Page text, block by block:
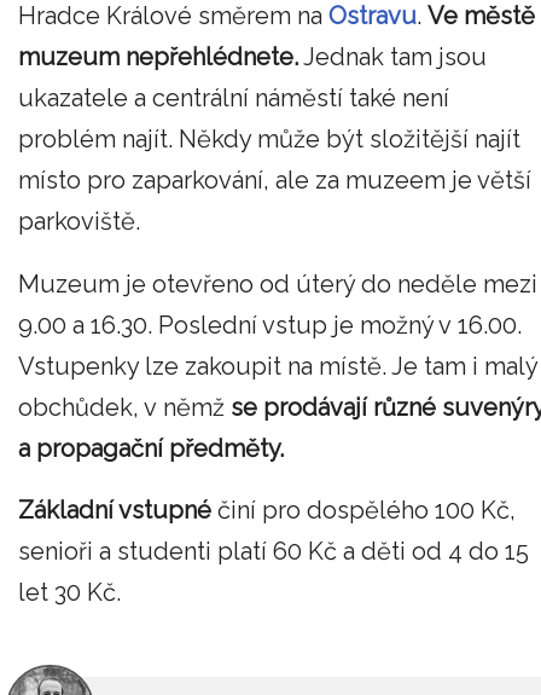
Hradce Králové směrem na Ostravu. Ve městě
muzeum nepřehlédnete.Jednak tam jsou
ukazatele a centrální náměstí také není
problém najít. Někdy může být složitější najít
místo pro zaparkování, ale za muzeem je větší
parkoviště.
Muzeum je otevřeno od úterý do neděle mezi
9.00 a 16.30. Poslední vstup je možný v 16.00.
Vstupenky lze zakoupit na místě. Je tam i malý
obchůdek, v němž se prodávají různé
a propagační předměty.
Základní vstupné činí pro dospělého 100 Kč,
senioři a studenti platí 60 Kč a děti od 4 do 15
let 30 Kč.